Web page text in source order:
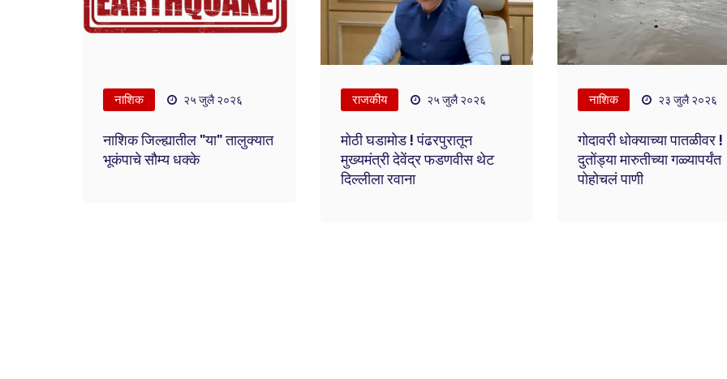
नाशिक २५ जुलै २०२६
नाशिक जिल्ह्यातील "या" तालुक्यात
भूकंपाचे सौम्य धक्के
राजकीय २५ जुलै २०२६
मोठी घडामोड ! पंढरपुरातून
मुख्यमंत्री देवेंद्र फडणवीस थेट
दिल्लीला रवाना
नाशिक २३ जुलै २०२६
गोदावरी धोक्याच्या पातळीवर !
दुतोंड्या मारुतीच्या गळ्यापर्यंत
पोहोचलं पाणी